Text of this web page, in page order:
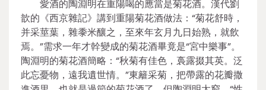
愛酒的陶淵明在重陽喝的應當是菊花酒。漢代劉
歆的《西京雜記》講到重陽菊花酒做法：“菊花舒時，
并采莖葉，雜黍米釀之，至來年玄月九日始熟，就飲
焉。”需求一年才幹變成的菊花酒畢竟是“宮中樂事”。
陶淵明的菊花酒簡略：“秋菊有佳色，裛露掇其英。泛
此忘憂物，遠我遺世情。”東籬采菊，把帶露的花瓣撒